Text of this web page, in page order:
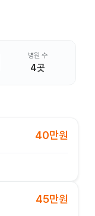
병원 수
4곳
40만원
45만원